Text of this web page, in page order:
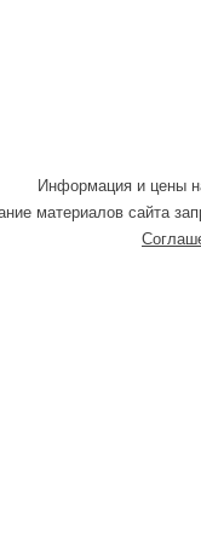
Информация и цены
материалов сайта